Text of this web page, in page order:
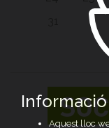
Aquest lloc